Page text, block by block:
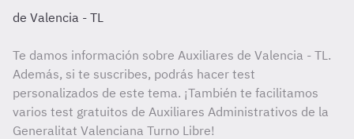
de Valencia - TL
Te damos información sobre Auxiliares de Valencia - TL.
Además, si te suscribes, podrás hacer test
personalizados de este tema. ¡También te facilitamos
varios test gratuitos de Auxiliares Administrativos de la
Generalitat Valenciana Turno Libre!